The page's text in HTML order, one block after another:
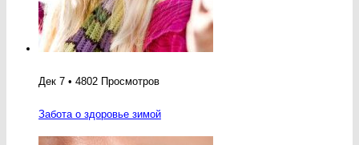
Дек 7 • 4802 Просмотров
Забота о здоровье зимой